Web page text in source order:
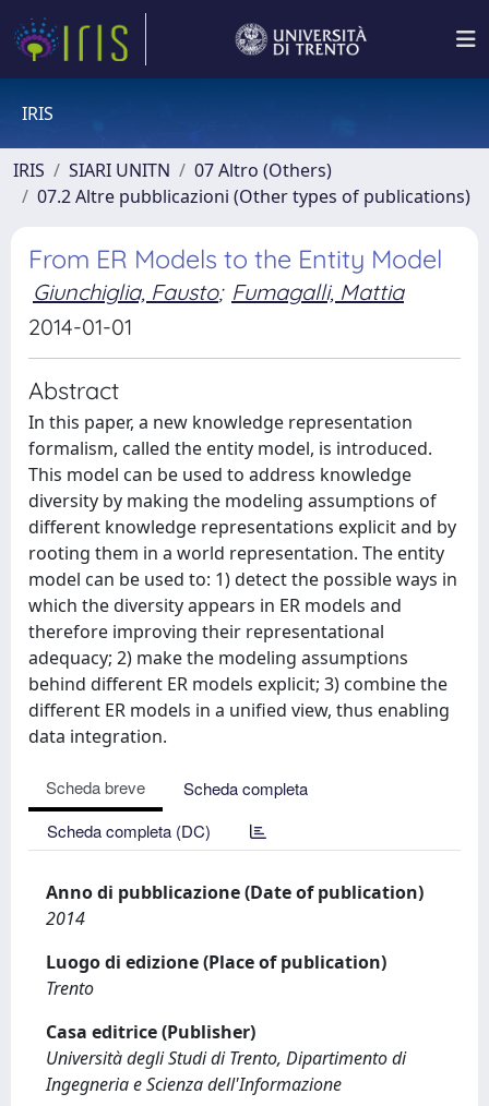
IRIS
IRIS SIARI UNITN
07 Altro (Others)
07.2 Altre pubblicazioni (Other types of publications)
From ER Models to the Entity Model
Giunchiglia, Fausto; Fumagalli, Mattia
2014-01-01
Abstract
In this paper, a new knowledge representation
formalism, called the entity model, is introduced.
This model can be used to address knowledge
diversity by making the modeling assumptions of
different knowledge representations explicit and by
rooting them in a world representation. The entity
model can be used to: 1) detect the possible ways in
which the diversity appears in ER models and
therefore improving their representational
adequacy; 2) make the modeling assumptions
behind different ER models explicit; 3) combine the
different ER models in a unified view, thus enabling
data integration.
Scheda breve
Scheda completa
Scheda completa (DC)
Anno di pubblicazione (Date of publication)
2014
Luogo di edizione (Place of publication)
Trento
Casa editrice (Publisher)
Università degli Studi di Trento, Dipartimento di
Ingegneria e Scienza dell'Informazione